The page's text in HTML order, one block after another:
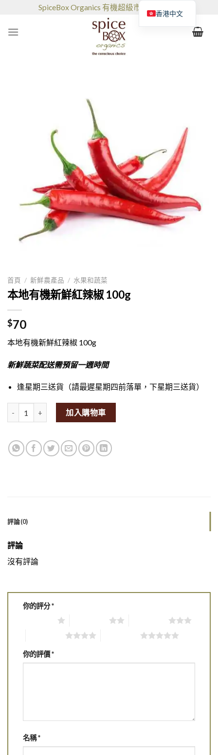
SpiceBox Organics 有機超級市場和咖啡館
首頁 / 新鮮農產品 / 水果和蔬菜
本地有機新鮮紅辣椒 100g
$70
本地有機新鮮紅辣椒 100g
新鮮蔬菜配送需預留一週時間
逢星期三送貨（請最遲星期四前落單，下星期三送貨）
Local Organic Fresh Red Chilli 100g量
加入購物車
評論(0)
評論
沒有評論
你的評分*
你的評價*
名稱*
香港中文